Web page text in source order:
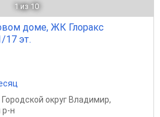
1 из 10
доме, ЖК Глоракс
17 эт.
Городской округ Владимир,
р-н